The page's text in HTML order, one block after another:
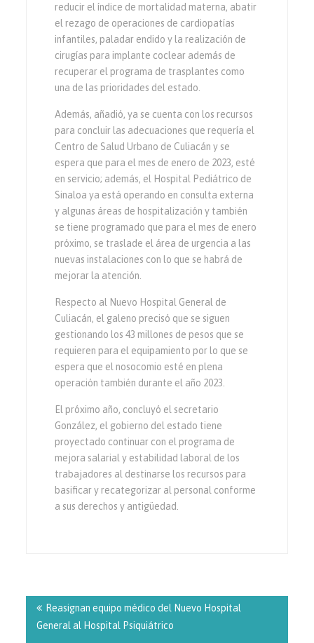
reducir el índice de mortalidad materna, abatir
el rezago de operaciones de cardiopatías
infantiles, paladar endido y la realización de
cirugías para implante coclear además de
recuperar el programa de trasplantes como
una de las prioridades del estado.
Además, añadió, ya se cuenta con los recursos
para concluir las adecuaciones que requería el
Centro de Salud Urbano de Culiacán y se
espera que para el mes de enero de 2023, esté
en servicio; además, el Hospital Pediátrico de
Sinaloa ya está operando en consulta externa
y algunas áreas de hospitalización y también
se tiene programado que para el mes de enero
próximo, se traslade el área de urgencia a las
nuevas instalaciones con lo que se habrá de
mejorar la atención.
Respecto al Nuevo Hospital General de
Culiacán, el galeno precisó que se siguen
gestionando los 43 millones de pesos que se
requieren para el equipamiento por lo que se
espera que el nosocomio esté en plena
operación también durante el año 2023.
El próximo año, concluyó el secretario
González, el gobierno del estado tiene
proyectado continuar con el programa de
mejora salarial y estabilidad laboral de los
trabajadores al destinarse los recursos para
basificar y recategorizar al personal conforme
a sus derechos y antigüedad.
de
entradas
Reasignan equipo médico del Nuevo Hospital
General al Hospital Psiquiátrico